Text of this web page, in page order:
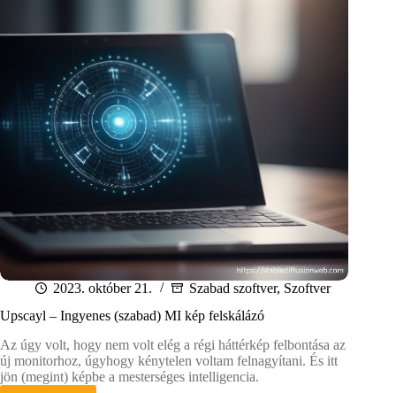
2023. október 21. Szabad szoftver, Szoftver
Upscayl – Ingyenes (szabad) MI kép felskálázó
Az úgy volt, hogy nem volt elég a régi háttérkép felbontása az
új monitorhoz, úgyhogy kénytelen voltam felnagyítani. És itt
jön (megint) képbe a mesterséges intelligencia.